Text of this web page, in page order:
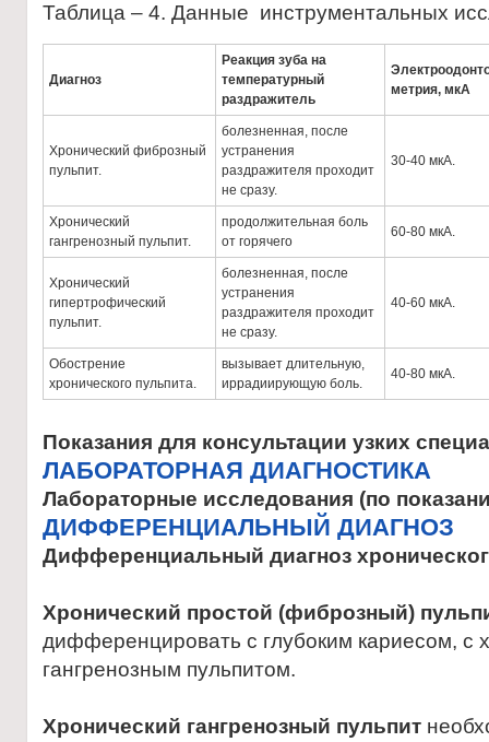
Таблица – 4. Данные инструментальных
Диагноз
Реакция зуба на
температурный
раздражитель
метрия, мкА
Хронический фиброзный
пульпит.
болезненная, после
устранения
раздражителя проходит
не сразу.
30-40 мкА.
Хронический
гангренозный пульпит.
продолжительная боль
от горячего
60-80 мкА.
Хронический
гипертрофический
пульпит.
болезненная, после
устранения
раздражителя проходит
не сразу.
40-60 мкА.
Обострение
хронического пульпита.
вызывает длительную,
иррадиирующую боль.
40-80 мкА.
Показания для консультации узких
ЛАБОРАТОРНАЯ ДИАГНОСТИКА
Лабораторные исследования (по
ДИФФЕРЕНЦИАЛЬНЫЙ ДИАГНОЗ
Дифференциальный диагноз
Хронический простой (фиброзный)
дифференцировать с глубоким кариесом, с
гангренозным пульпитом.
Хронический гангренозный пульпит